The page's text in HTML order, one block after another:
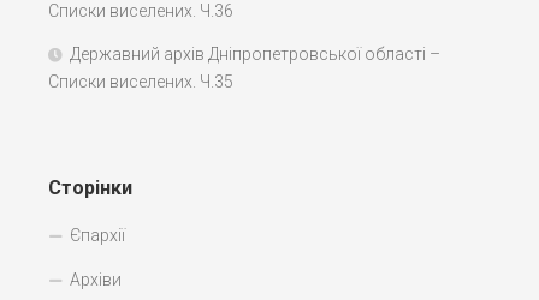
Списки виселених. Ч.36
Державний архів Дніпропетровської області –
Списки виселених. Ч.35
Сторінки
Єпархії
Архіви